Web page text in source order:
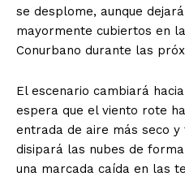
se desplome, aunque
mayormente cubiertos en
Conurbano durante las
El escenario cambiará
espera que el viento rote
entrada de aire más seco
disipará las nubes de
una marcada caída en las